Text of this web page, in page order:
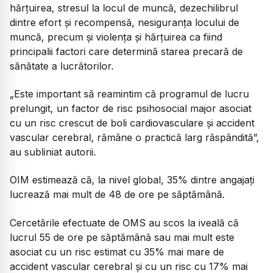
hărțuirea, stresul la locul de muncă, dezechilibrul
dintre efort și recompensă, nesiguranța locului de
muncă, precum și violența și hărțuirea ca fiind
principalii factori care determină starea precară de
sănătate a lucrătorilor.
„Este important să reamintim că programul de lucru
prelungit, un factor de risc psihosocial major asociat
cu un risc crescut de boli cardiovasculare și accident
vascular cerebral, rămâne o practică larg răspândită”,
au subliniat autorii.
OIM estimează că, la nivel global, 35% dintre angajați
lucrează mai mult de 48 de ore pe săptămână.
Cercetările efectuate de OMS au scos la iveală că
lucrul 55 de ore pe săptămână sau mai mult este
asociat cu un risc estimat cu 35% mai mare de
accident vascular cerebral și cu un risc cu 17% mai